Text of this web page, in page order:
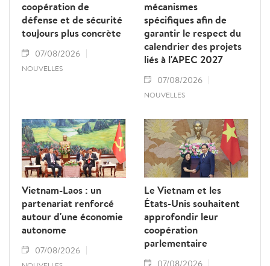
coopération de
défense et de sécurité
toujours plus concrète
07/08/2026
NOUVELLES
mécanismes
spécifiques afin de
garantir le respect du
calendrier des projets
liés à l'APEC 2027
07/08/2026
NOUVELLES
Vietnam-Laos : un
partenariat renforcé
autour d'une économie
autonome
07/08/2026
Le Vietnam et les
États-Unis souhaitent
approfondir leur
coopération
parlementaire